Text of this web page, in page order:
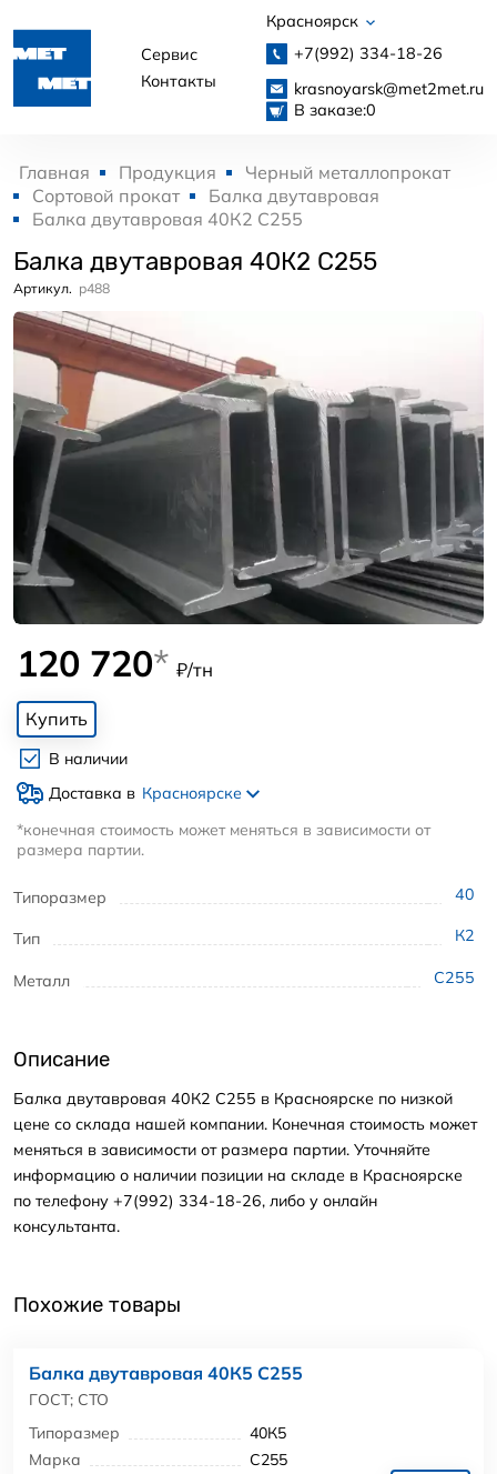
Сервис
Контакты
Красноярск
+7(992) 334-18-26
krasnoyarsk@met2met.ru
В заказе:0
Главная Продукция
Черный металлопрокат
Сортовой прокат
Балка двутавровая
Балка двутавровая 40К2 С255
Балка двутавровая 40К2 С255
Артикул. p488
Типоразмер 40
Тип К2
Металл С255
120 720* ₽/тн
Купить
В наличии
Доставка в Красноярске
*конечная стоимость может меняться в зависимости от
размера партии.
Описание
Балка двутавровая 40К2 С255 в Красноярске по низкой
цене со склада нашей компании. Конечная стоимость может
меняться в зависимости от размера партии. Уточняйте
информацию о наличии позиции на складе в Красноярске
по телефону +7(992) 334-18-26, либо у онлайн
консультанта.
Похожие товары
Балка двутавровая 40К5 С255
ГОСТ; СТО
Типоразмер
40К5
Марка
С255